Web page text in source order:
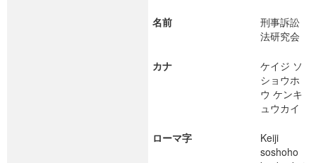
名前
刑事訴訟
法研究会
カナ
ケイジ ソ
ショウホ
ウ ケンキ
ュウカイ
ローマ字
Keiji
soshoho